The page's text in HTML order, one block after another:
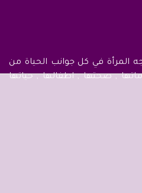
المرأة في كل جوانب الحياة من
, صحتها , اطفالها , حياتها